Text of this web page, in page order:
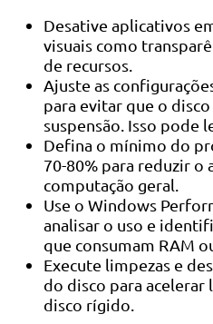
Desative aplicativos
visuais como
de recursos.
Ajuste as
para evitar que o
suspensão. Isso pode
Defina o mínimo do
70-80% para reduzir o
computação geral.
Use o Windows
analisar o uso e
que consumam RAM
Execute limpezas e
do disco para acelerar
disco rígido.